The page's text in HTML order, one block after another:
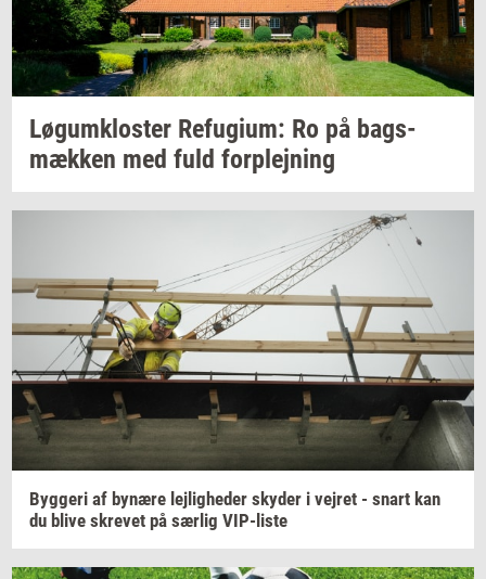
Løgum­klo­ster Re­fu­gi­um: Ro på bags­
mæk­ken med fuld for­plej­ning
Byg­ge­ri af by­næ­re lej­lig­he­der sky­der i vej­ret - snart kan
du blive skre­vet på sær­lig VIP-​liste